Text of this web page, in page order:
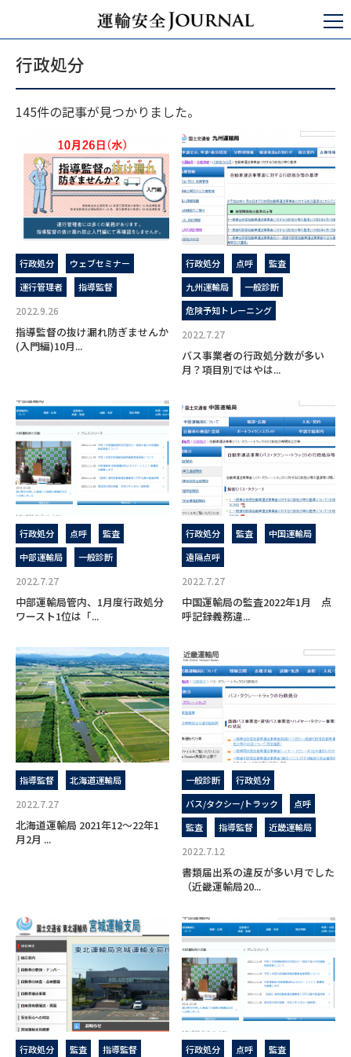
パブリックコメント 行政処分
行政処分
145件の記事が見つかりました。
行政処分
ウェブセミナー
運行管理者
指導監督
2022.9.26
指導監督の抜け漏れ防ぎませんか
(入門編)10月...
行政処分 点呼
監査
九州運輸局
一般診断
危険予知トレーニング
2022.7.27
バス事業者の行政処分数が多い
月？項目別ではやは...
行政処分 点呼
監査
中部運輸局
一般診断
2022.7.27
中部運輸局管内、1月度行政処分
ワースト1位は「...
行政処分 監査
中国運輸局
遠隔点呼
2022.7.27
中国運輸局の監査2022年1月 点
呼記録義務違...
指導監督 北海道運輸局
2022.7.27
北海道運輸局 2021年12～22年1
月2月 ...
一般診断
行政処分
バス/タクシー/トラック
点呼
監査
指導監督 近畿運輸局
2022.7.12
書類届出系の違反が多い月でした
（近畿運輸局20...
行政処分 監査
指導監督
行政処分 点呼
監査